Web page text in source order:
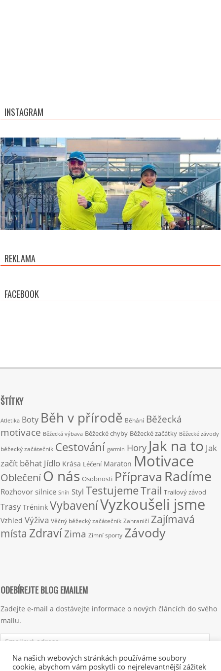
INSTAGRAM
REKLAMA
FACEBOOK
ŠTÍTKY
Atletika Boty Běh v přírodě Běhání Běžecká
motivace Běžecká výbava Běžecké chyby Běžecké začátky Běžecké závody
běžecký začátečník Cestování garmin Hory Jak na to Jak
začít běhat Jídlo Krása Léčení Maraton Motivace
OblečeníO nás Osobnosti Příprava Radíme
Rozhovor silnice Sníh Styl TestujemeTrail Trailový závod
Trasy Trénink VybaveníVyzkoušeli jsme
Vzhled Výživa Věčný běžecký začátečník Zahraničí Zajímavá
místa ZdravíZima Zimní sporty Závody
ODEBÍREJTE BLOG EMAILEM
Zadejte e-mail a dostávejte informace o nových článcích do svého
mailu.
Emailová
Na našich webových stránkách používáme soubory
cookie, abychom vám poskytli co nejrelevantnější zážitek